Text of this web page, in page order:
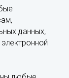
данных,